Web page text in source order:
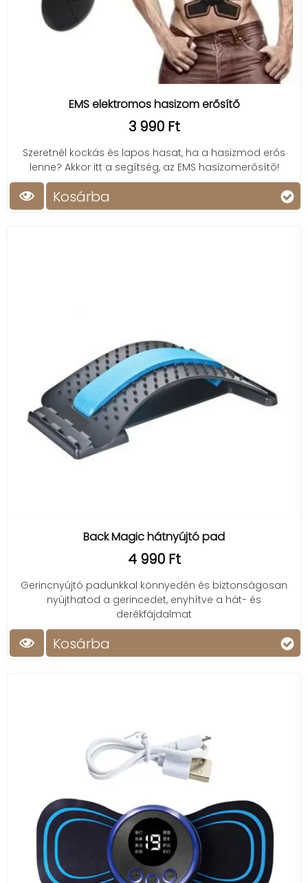
EMS elektromos hasizom erősítő
3 990 Ft
Szeretnél kockás és lapos hasat, ha a hasizmod erős
lenne? Akkor itt a segítség, az EMS hasizomerősítő!
Kosárba
Back Magic hátnyújtó pad
4 990 Ft
Gerincnyújtó padunkkal könnyedén és biztonságosan
nyújthatod a gerincedet, enyhítve a hát- és
derékfájdalmat
Kosárba